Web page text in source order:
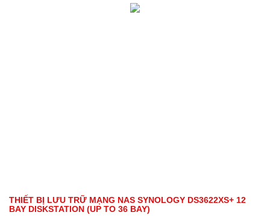
THIẾT BỊ LƯU TRỮ MẠNG NAS SYNOLOGY DS3622XS+ 12
BAY DISKSTATION (UP TO 36 BAY)